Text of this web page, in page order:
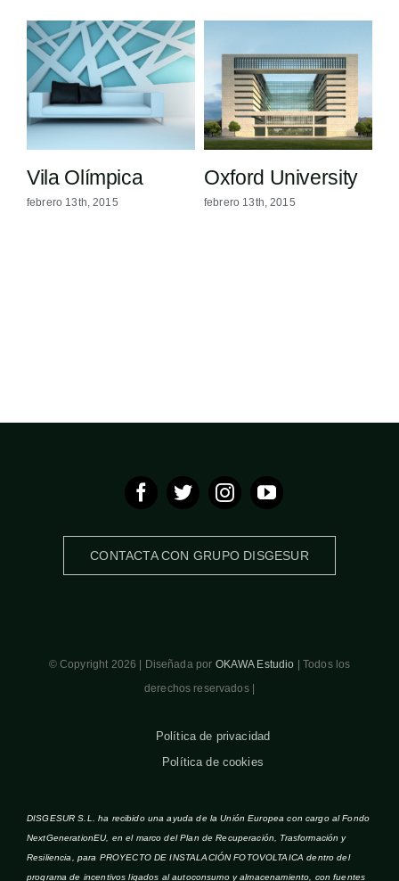
Vila Olímpica
febrero 13th, 2015
Oxford University
febrero 13th, 2015
CONTACTA CON GRUPO DISGESUR
© Copyright 2026 | Diseñada por OKAWA Estudio | Todos los
derechos reservados |
Política de privacidad
Política de cookies
DISGESUR S.L. ha recibido una ayuda de la Unión Europea con cargo al Fondo
NextGenerationEU, en el marco del Plan de Recuperación, Trasformación y
Resiliencia, para PROYECTO DE INSTALACIÓN FOTOVOLTAICA dentro del
programa de incentivos ligados al autoconsumo y almacenamiento, con fuentes